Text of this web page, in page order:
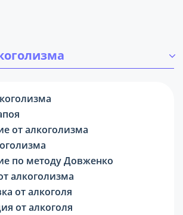
от алкоголизма
по методу Довженко
алкоголизма
от алкоголя
от алкоголя